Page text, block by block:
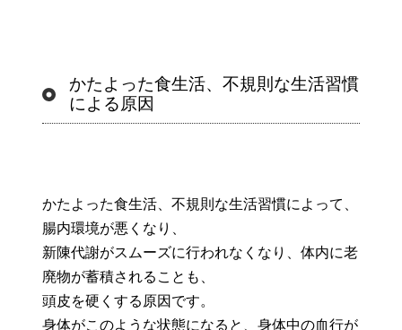
かたよった食生活、不規則な生活習慣
による原因
かたよった食生活、不規則な生活習慣によって、
腸内環境が悪くなり、
新陳代謝がスムーズに行われなくなり、体内に老
廃物が蓄積されることも、
頭皮を硬くする原因です。
身体がこのような状態になると、身体中の血行が